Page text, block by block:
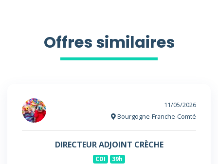
Offres similaires
11/05/2026
Bourgogne-Franche-Comté
DIRECTEUR ADJOINT CRÈCHE
CDI 39h